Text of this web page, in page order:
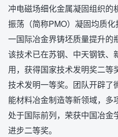
冲电磁场细化金属凝固组织的
振荡（简称PMO）凝固均质
一国际冶金界铸坯质量提升的
该技术已在苏钢、中天钢铁、
用，获得国家技术发明奖二
技术发明一等奖。团队开辟了
能材料冶金制造等新领域，多
处于国际前列，荣获中国冶金
进步二等奖。